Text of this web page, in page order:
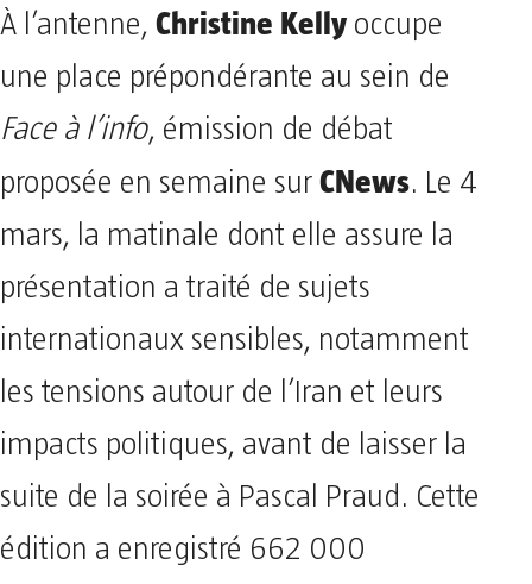
À l’antenne, Christine Kelly occupe
une place prépondérante au sein de
Face à l’info, émission de débat
proposée en semaine sur CNews. Le 4
mars, la matinale dont elle assure la
présentation a traité de sujets
internationaux sensibles, notamment
les tensions autour de l’Iran et leurs
impacts politiques, avant de laisser la
suite de la soirée à Pascal Praud. Cette
édition a enregistré 662 000